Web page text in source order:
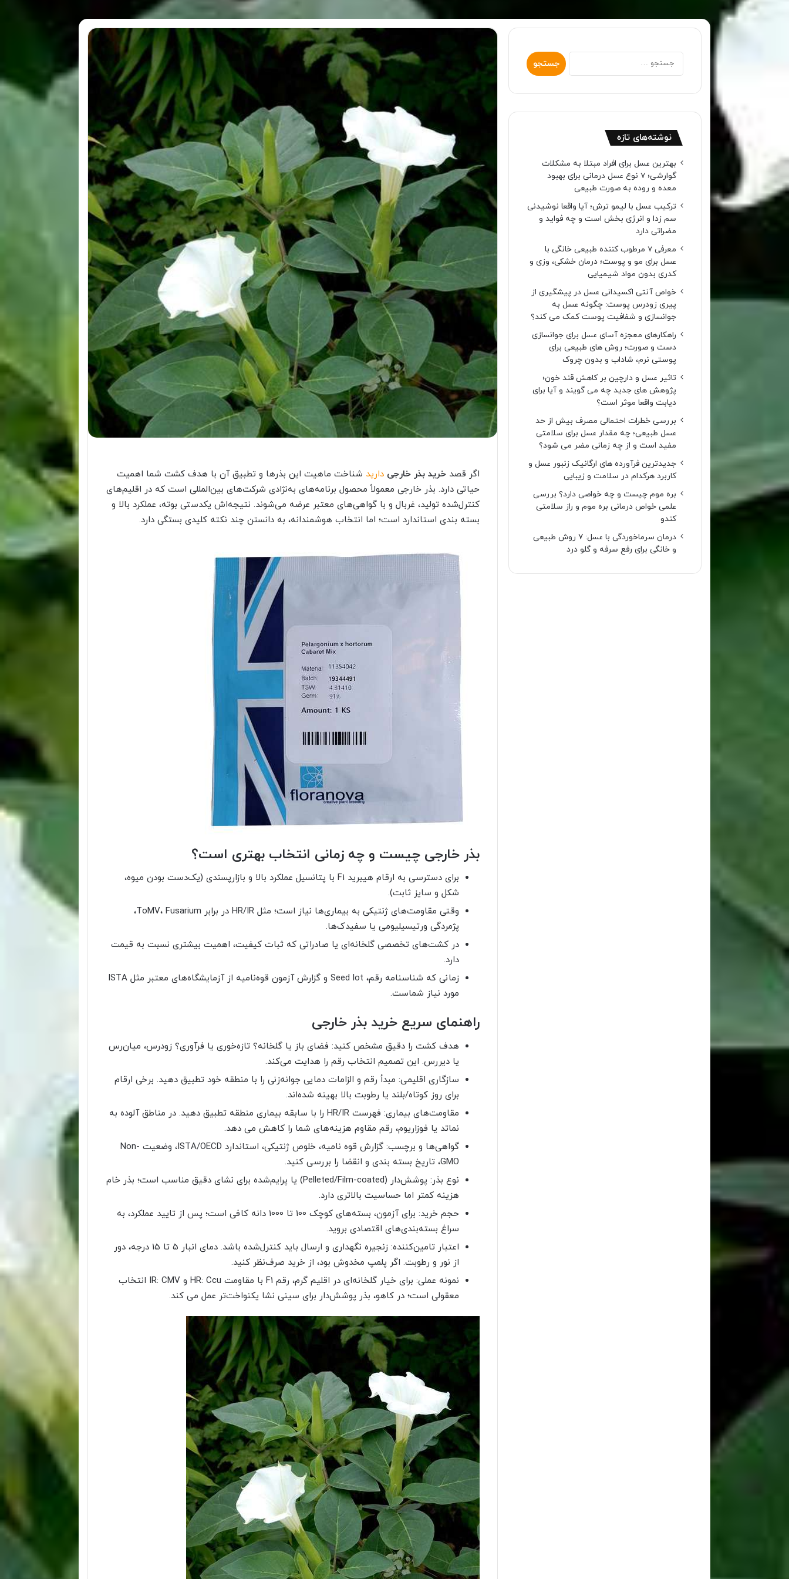
اگر قصد خرید بذر خارجی دارید شناخت ماهیت این بذرها و تطبیق آن با هدف کشت شما اهمیت
حیاتی دارد. بذر خارجی معمولاً محصول برنامه‌های به‌نژادی شرکت‌های بین‌المللی است که در اقلیم‌های
کنترل‌شده تولید، غربال و با گواهی‌های معتبر عرضه می‌شوند. نتیجه‌اش یکدستی بوته، عملکرد بالا و
بسته بندی استاندارد است؛ اما انتخاب هوشمندانه، به دانستن چند نکته کلیدی بستگی دارد.
بذر خارجی چیست و چه زمانی انتخاب بهتری است؟
برای دسترسی به ارقام هیبرید F1 با پتانسیل عملکرد بالا و بازارپسندی (یک‌دست بودن میوه،
شکل و سایز ثابت).
وقتی مقاومت‌های ژنتیکی به بیماری‌ها نیاز است؛ مثل HR/IR در برابر ToMV، Fusarium،
پژمردگی ورتیسیلیومی یا سفیدک‌ها.
در کشت‌های تخصصی گلخانه‌ای یا صادراتی که ثبات کیفیت، اهمیت بیشتری نسبت به قیمت
دارد.
زمانی که شناسنامه رقم، Seed lot و گزارش آزمون قوه‌نامیه از آزمایشگاه‌های معتبر مثل ISTA
مورد نیاز شماست.
راهنمای سریع خرید بذر خارجی
هدف کشت را دقیق مشخص کنید: فضای باز یا گلخانه؟ تازه‌خوری یا فرآوری؟ زودرس، میان‌رس
یا دیررس. این تصمیم انتخاب رقم را هدایت می‌کند.
سازگاری اقلیمی: مبدأ رقم و الزامات دمایی جوانه‌زنی را با منطقه خود تطبیق دهید. برخی ارقام
برای روز کوتاه/بلند یا رطوبت بالا بهینه شده‌اند.
مقاومت‌های بیماری: فهرست HR/IR را با سابقه بیماری منطقه تطبیق دهید. در مناطق آلوده به
نماتد یا فوزاریوم، رقم مقاوم هزینه‌های شما را کاهش می دهد.
گواهی‌ها و برچسب: گزارش قوه نامیه، خلوص ژنتیکی، استاندارد ISTA/OECD، وضعیت Non-
GMO، تاریخ بسته بندی و انقضا را بررسی کنید.
نوع بذر: پوشش‌دار (Pelleted/Film-coated) یا پرایم‌شده برای نشای دقیق مناسب است؛ بذر خام
هزینه کمتر اما حساسیت بالاتری دارد.
حجم خرید: برای آزمون، بسته‌های کوچک 100 تا 1000 دانه کافی است؛ پس از تایید عملکرد، به
سراغ بسته‌بندی‌های اقتصادی بروید.
اعتبار تامین‌کننده: زنجیره نگهداری و ارسال باید کنترل‌شده باشد. دمای انبار 5 تا 15 درجه، دور
از نور و رطوبت. اگر پلمپ مخدوش بود، از خرید صرف‌نظر کنید.
نمونه عملی: برای خیار گلخانه‌ای در اقلیم گرم، رقم F1 با مقاومت HR: Ccu و IR: CMV انتخاب
معقولی است؛ در کاهو، بذر پوشش‌دار برای سینی نشا یکنواخت‌تر عمل می کند.
جستجو
برای:
نوشته‌های تازه
بهترین عسل برای افراد مبتلا به مشکلات
گوارشی؛ 7 نوع عسل درمانی برای بهبود
معده و روده به صورت طبیعی
ترکیب عسل با لیمو ترش؛ آیا واقعا نوشیدنی
سم زدا و انرژی بخش است و چه فواید و
مضراتی دارد
معرفی 7 مرطوب کننده طبیعی خانگی با
عسل برای مو و پوست؛ درمان خشکی، وزی و
کدری بدون مواد شیمیایی
خواص آنتی اکسیدانی عسل در پیشگیری از
پیری زودرس پوست: چگونه عسل به
جوانسازی و شفافیت پوست کمک می کند؟
راهکارهای معجزه آسای عسل برای جوانسازی
دست و صورت؛ روش های طبیعی برای
پوستی نرم، شاداب و بدون چروک
تاثیر عسل و دارچین بر کاهش قند خون؛
پژوهش های جدید چه می گویند و آیا برای
دیابت واقعا موثر است؟
بررسی خطرات احتمالی مصرف بیش از حد
عسل طبیعی؛ چه مقدار عسل برای سلامتی
مفید است و از چه زمانی مضر می شود؟
جدیدترین فرآورده های ارگانیک زنبور عسل و
کاربرد هرکدام در سلامت و زیبایی
بره موم چیست و چه خواصی دارد؟ بررسی
علمی خواص درمانی بره موم و راز سلامتی
کندو
درمان سرماخوردگی با عسل: ۷ روش طبیعی
و خانگی برای رفع سرفه و گلو درد